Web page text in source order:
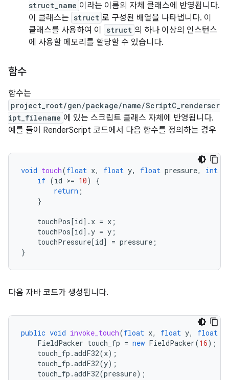
struct_name 이라는 이름의 자체 클래스에 반영됩니다.
이 클래스는 struct 로 구성된 배열을 나타냅니다. 이
클래스를 사용하여 이
struct 의 하나 이상의 인스턴스
에 사용할 메모리를 할당할 수 있습니다.
함수
함수는
project_root/gen/package/name/ScriptC_renderscr
ipt_filename 에 있는 스크립트 클래스 자체에 반영됩니다.
예를 들어 RenderScript 코드에서 다음 함수를 정의하는 경우
void touch(float x, float y, float pressure, int
if (id >= 10)
{
return ;
}
touchPos[id]. x = x ;
touchPos[id].y = y ;
touchPressure[id] = pressure ;
}
다음 자바 코드가 생성됩니다.
public void invoke_touch(float x, float y, float
FieldPacker touch_fp = new FieldPacker(16);
touch_fp .addF32(x);
touch_fp .addF32(y);
touch_fp .addF32(pressure);